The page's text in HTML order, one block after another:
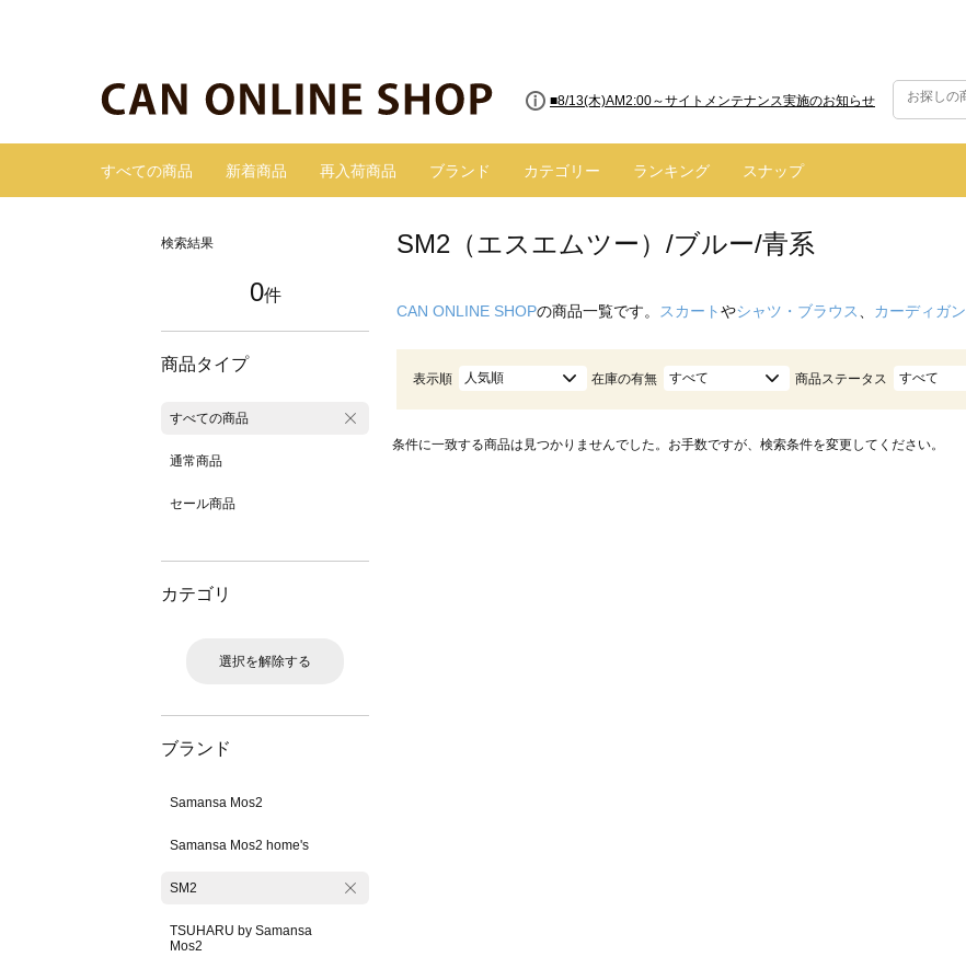
■8/13(木)AM2:00～サイトメンテナンス実施のお知らせ
すべての商品 新着商品 再入荷商品 ブランド カテゴリー ランキング スナップ
検索結果
0件
商品タイプ
すべての商品
通常商品
セール商品
カテゴリ
選択を解除する
ブランド
Samansa Mos2
Samansa Mos2 home's
SM2
TSUHARU by Samansa
Mos2
SM2（エスエムツー）/ブルー/青系
CAN ONLINE SHOPの商品一覧です。 スカートやシャツ・ブラウス カーディガン
表示順 人気順 在庫の有無 すべて 商品ステータス すべて
条件に一致する商品は見つかりませんでした。お手数ですが、検索条件を変更してください。